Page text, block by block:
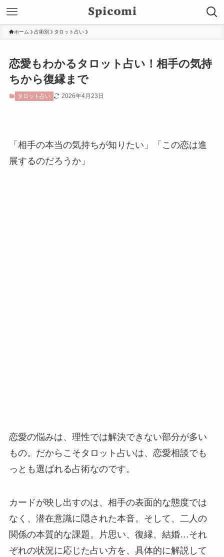
ホーム 占術別 タロット占い
恋愛もわかるタロット占い！相手の気持
ちから復縁まで
タロット占い 2026年4月23日
「相手の本当の気持ちが知りたい」「この恋は進
展するのだろうか」
恋愛の悩みは、理性では解決できない部分が多い
もの。だからこそタロット占いは、恋愛相談でも
っとも選ばれる占術なのです。
カードが映し出すのは、相手の表面的な態度では
なく、潜在意識に隠された本音。そして、二人の
関係の本質的な課題。片思い、復縁、結婚…それ
ぞれの状況に応じた占い方を、具体的に解説して